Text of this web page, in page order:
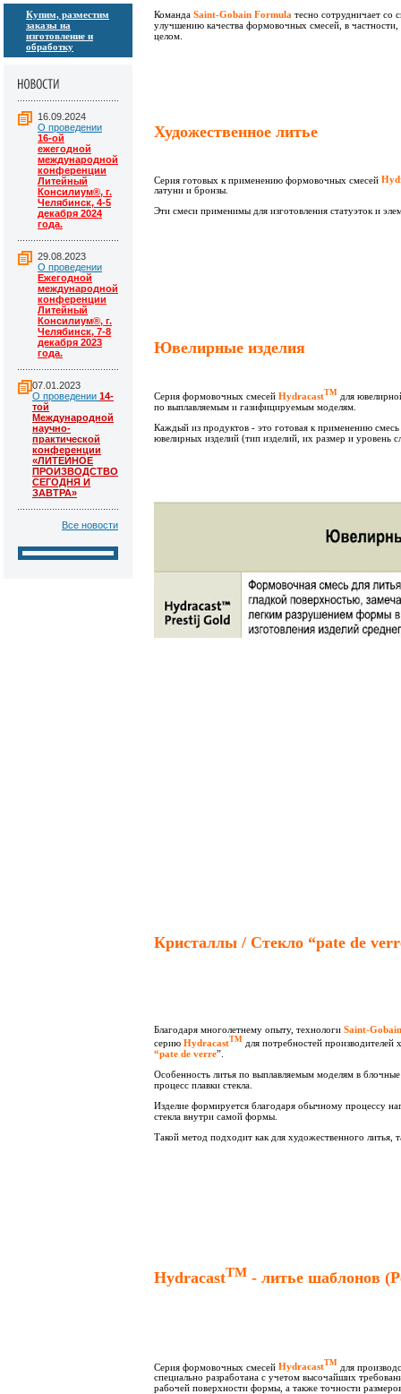
Купим, разместим
заказы на
изготовление и
обработку
16.09.2024
О проведении
16-ой
ежегодной
международной
конференции
Литейный
Консилиум®, г.
Челябинск, 4-5
декабря 2024
года.
29.08.2023
О проведении
Ежегодной
международной
конференции
Литейный
Консилиум®, г.
Челябинск, 7-8
декабря 2023
года.
07.01.2023
О проведении 14-
той
Международной
научно-
практической
конференции
«ЛИТЕЙНОЕ
ПРОИЗВОДСТВО
СЕГОДНЯ И
ЗАВТРА»
Все новости
Команда Saint-Gobain Formula тесно сотрудничает со
улучшению качества формовочных смесей, в
целом.
Художественное литье
Серия готовых к применению формовочных смесей
латуни и бронзы.
Эти смеси применимы для изготовления статуэток и
Ювелирные изделия
Серия формовочных смесей HydracastТМ для
по выплавляемым и газифицируемым моделям.
Каждый из продуктов - это готовая к применению
ювелирных изделий (тип изделий, их размер и уровень
Кристаллы / Стекло “pate de
Благодаря многолетнему опыту, технологи Saint-
серию HydracastТМ для потребностей производителей
“pate de verre”.
Особенность литья по выплавляемым моделям в
процесс плавки стекла.
Изделие формируется благодаря обычному процессу
стекла внутри самой формы.
Такой метод подходит как для художественного
HydracastТМ - литье шаблонов
Серия формовочных смесей HydracastТМ для
специально разработана с учетом высочайших
рабочей поверхности формы, а также точности